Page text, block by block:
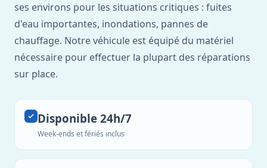
ses environs pour les situations critiques : fuites
d'eau importantes, inondations, pannes de
chauffage. Notre véhicule est équipé du matériel
nécessaire pour effectuer la plupart des réparations
sur place.
Disponible 24h/7
Week-ends et fériés inclus